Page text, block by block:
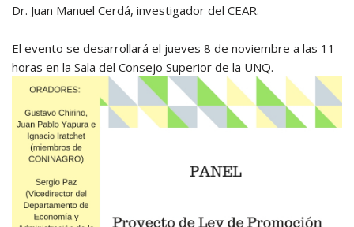
Dr. Juan Manuel Cerdá, investigador del CEAR.
El evento se desarrollará el jueves 8 de noviembre a las 11
horas en la Sala del Consejo Superior de la UNQ.